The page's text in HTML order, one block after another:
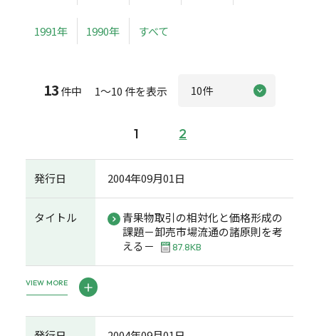
1991年 1990年 すべて
13件中 1～10 件を表示
1 2
発行日 2004年09月01日
タイトル
青果物取引の相対化と価格形成の
課題－卸売市場流通の諸原則を考
える－
87.8KB
VIEW MORE